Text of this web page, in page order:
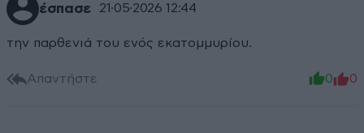
έσπασε 21·05·2026 12:44
την παρθενιά του ενός εκατομμυρίου.
Απαντήστε 0 0